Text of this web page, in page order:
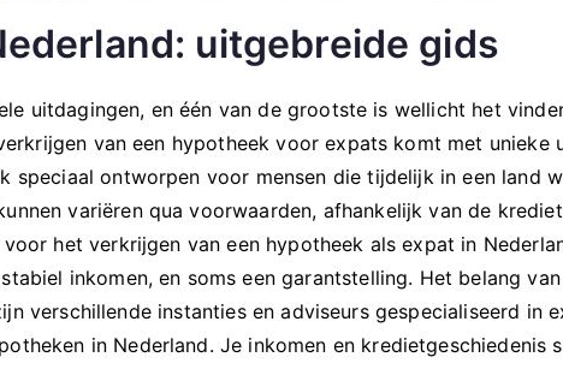
uitgebreide gids
uitdagingen, en één van de grootste is wellicht het
van een hypotheek voor expats komt met unieke
ontworpen voor mensen die tijdelijk in een land
variëren qua voorwaarden, afhankelijk van de
het verkrijgen van een hypotheek als expat in
inkomen, en soms een garantstelling. Het belang
verschillende instanties en adviseurs gespecialiseerd in
in Nederland. Je inkomen en kredietgeschiedenis